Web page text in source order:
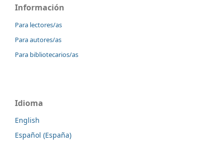
Información
Para lectores/as
Para autores/as
Para bibliotecarios/as
Idioma
English
Español (España)